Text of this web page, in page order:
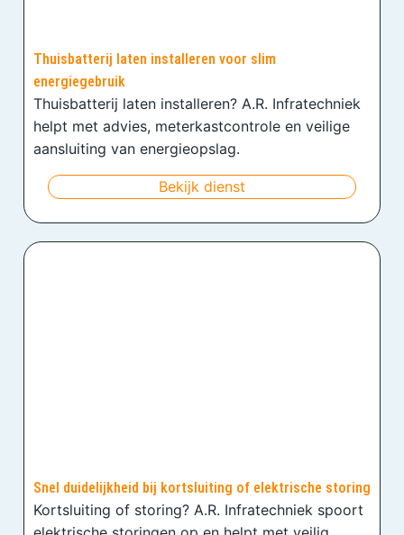
Thuisbatterij laten installeren voor slim
energiegebruik
Thuisbatterij laten installeren? A.R. Infratechniek
helpt met advies, meterkastcontrole en veilige
aansluiting van energieopslag.
Bekijk dienst
Snel duidelijkheid bij kortsluiting of elektrische storing
Kortsluiting of storing? A.R. Infratechniek spoort